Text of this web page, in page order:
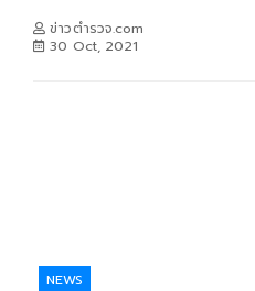
ข่าวตำรวจ.com
30 Oct, 2021
NEWS